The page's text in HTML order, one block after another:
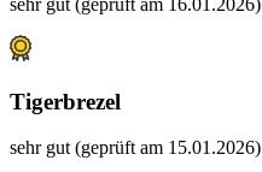
sehr gut (geprüft am 16.01.2026)
Tigerbrezel
sehr gut (geprüft am 15.01.2026)